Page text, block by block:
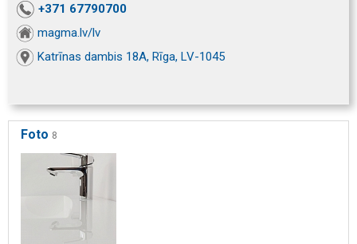
+371 67790700
magma.lv/lv
Katrīnas dambis 18A, Rīga, LV-1045
Foto 8